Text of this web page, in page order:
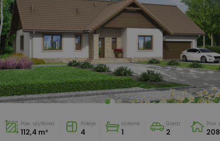
Pow. użytkowa
112,4 m²
Pokoje
4
Łazienki
1
Garaż
2
Pow.